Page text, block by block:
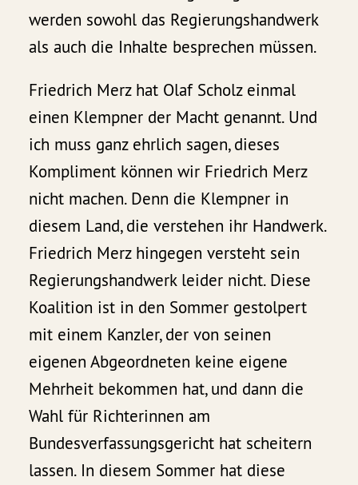
werden sowohl das Regierungshandwerk
als auch die Inhalte besprechen müssen.
Friedrich Merz hat Olaf Scholz einmal
einen Klempner der Macht genannt. Und
ich muss ganz ehrlich sagen, dieses
Kompliment können wir Friedrich Merz
nicht machen. Denn die Klempner in
diesem Land, die verstehen ihr Handwerk.
Friedrich Merz hingegen versteht sein
Regierungshandwerk leider nicht. Diese
Koalition ist in den Sommer gestolpert
mit einem Kanzler, der von seinen
eigenen Abgeordneten keine eigene
Mehrheit bekommen hat, und dann die
Wahl für Richterinnen am
Bundesverfassungsgericht hat scheitern
lassen. In diesem Sommer hat diese